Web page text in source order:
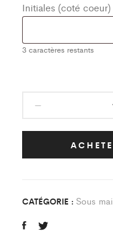
Initiales (coté
3 caractères restants
Classic
DOM-
quantity
CATÉGORIE : Sous